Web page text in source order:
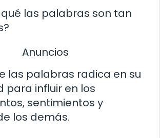
qué las palabras son tan
Anuncios
las palabras radica en su
para influir en los
sentimientos y
los demás.